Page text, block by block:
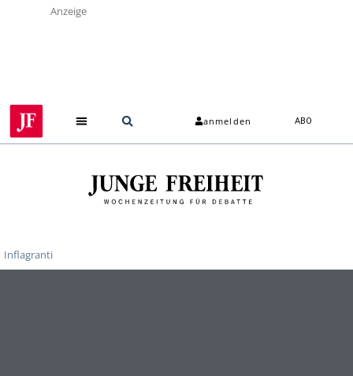
Anzeige
anmelden ABO
Inflagranti